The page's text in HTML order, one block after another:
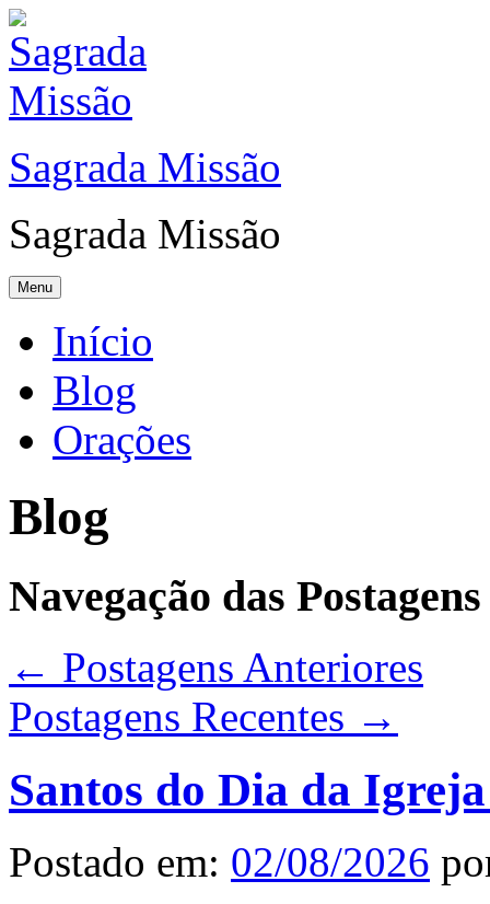
Sagrada Missão
Sagrada Missão
Menu
Início
Blog
Orações
Blog
Navegação das Postagens
← Postagens Anteriores
Postagens Recentes →
Santos do Dia da
Postado em: 02/08/2026